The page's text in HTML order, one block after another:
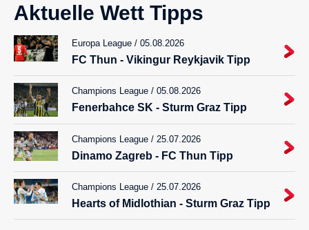
Aktuelle Wett Tipps
Europa League / 05.08.2026
FC Thun - Vikingur Reykjavik Tipp
Champions League / 05.08.2026
Fenerbahce SK - Sturm Graz Tipp
Champions League / 25.07.2026
Dinamo Zagreb - FC Thun Tipp
Champions League / 25.07.2026
Hearts of Midlothian - Sturm Graz Tipp